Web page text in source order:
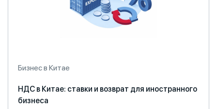
Бизнес в Китае
НДС в Китае: ставки и возврат для иностранного
бизнеса